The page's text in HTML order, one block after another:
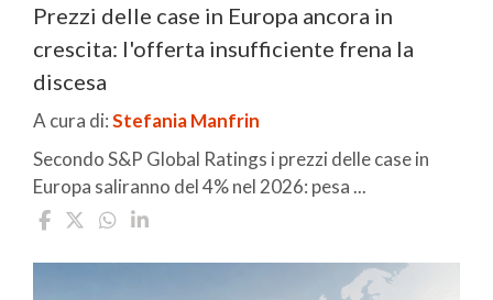
Prezzi delle case in Europa ancora in
crescita: l'offerta insufficiente frena la
discesa
A cura di:Stefania Manfrin
Secondo S&P Global Ratings i prezzi delle case in
Europa saliranno del 4% nel 2026: pesa ...